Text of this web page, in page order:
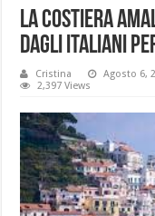
La costiera
dagli italiani
Cristina Agosto 6,
2,397 Views